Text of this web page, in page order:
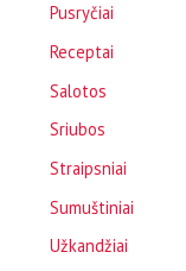
Pusryčiai
Receptai
Salotos
Sriubos
Straipsniai
Sumuštiniai
Užkandžiai